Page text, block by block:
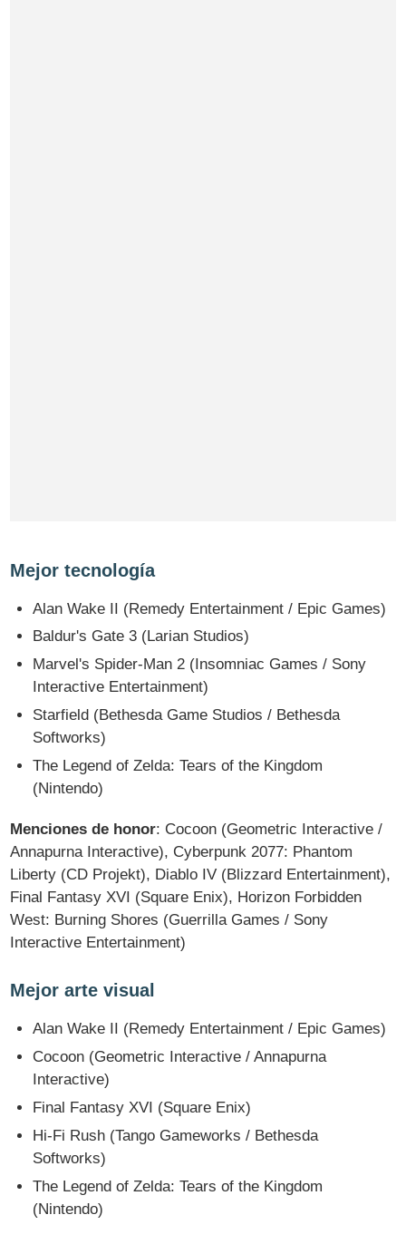
Mejor tecnología
Alan Wake II (Remedy Entertainment / Epic Games)
Baldur's Gate 3 (Larian Studios)
Marvel's Spider-Man 2 (Insomniac Games / Sony
Interactive Entertainment)
Starfield (Bethesda Game Studios / Bethesda
Softworks)
The Legend of Zelda: Tears of the Kingdom
(Nintendo)
Menciones de honor: Cocoon (Geometric Interactive /
Annapurna Interactive), Cyberpunk 2077: Phantom
Liberty (CD Projekt), Diablo IV (Blizzard Entertainment),
Final Fantasy XVI (Square Enix), Horizon Forbidden
West: Burning Shores (Guerrilla Games / Sony
Interactive Entertainment)
Mejor arte visual
Alan Wake II (Remedy Entertainment / Epic Games)
Cocoon (Geometric Interactive / Annapurna
Interactive)
Final Fantasy XVI (Square Enix)
Hi-Fi Rush (Tango Gameworks / Bethesda
Softworks)
The Legend of Zelda: Tears of the Kingdom
(Nintendo)